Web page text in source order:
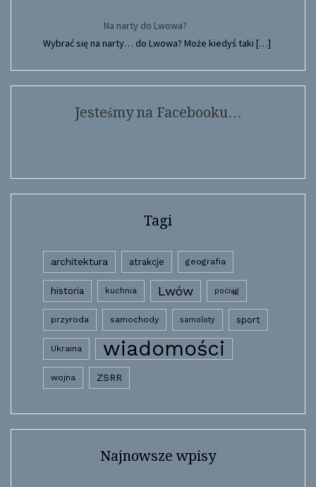
Na narty do Lwowa?
Wybrać się na narty… do Lwowa? Może kiedyś taki […]
Jesteśmy na Facebooku…
Tagi
architektura atrakcje geografia
historia kuchnia Lwów pociąg
przyroda samochody samoloty sport
Ukraina wiadomości
wojna ZSRR
Najnowsze wpisy